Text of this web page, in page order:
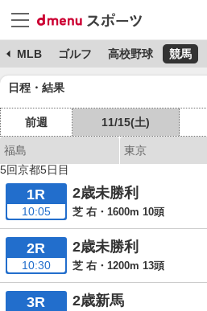
MLB ゴルフ 高校野球 競馬
日程・結果
前週 11/15(土)
福島 東京
5回京都5日目
1R
10:05
2歳未勝利
芝 右・1600m 10頭
2R
10:30
2歳未勝利
芝 右・1200m 13頭
3R 2歳新馬